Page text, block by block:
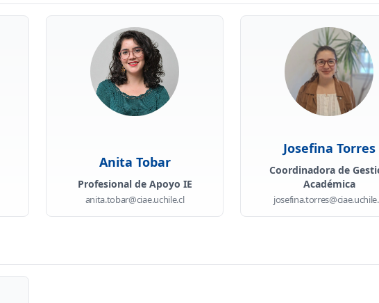
Anita Tobar
Profesional de Apoyo IE
anita.tobar@ciae.uchile.cl
Josefina Torres
Coordinadora de
Académica